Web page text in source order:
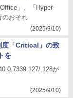
」、「Hyper-
のおそれ
(2025/9/10)
度「Critical」の致
を
.128が
(2025/9/10)